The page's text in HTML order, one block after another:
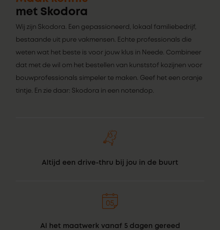
met Skodora
Wij zijn Skodora. Een gepassioneerd, lokaal familiebedrijf,
bestaande uit pure vakmensen. Echte professionals die
weten wat het beste is voor jouw klus in Neede. Combineer
dat met de wil om het bestellen van kunststof kozijnen voor
bouwprofessionals simpeler te maken. Geef het een oranje
tintje. En zie daar: Skodora in een notendop.
Altijd een drive-thru bij jou in de buurt
Al het maatwerk vanaf 5 dagen gereed